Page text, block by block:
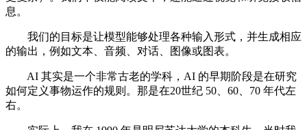
息。
我们的目标是让模型能够处理各种输入形式，并生成相应
的输出，例如文本、音频、对话、图像或图表。
AI 其实是一个非常古老的学科，AI 的早期阶段是在研究
如何定义事物运作的规则。那是在20世纪 50、60、70 年代左
右。